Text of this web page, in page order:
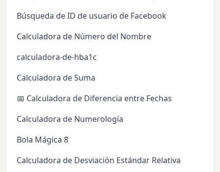
Búsqueda de ID de usuario de Facebook
Calculadora de Número del Nombre
calculadora-de-hba1c
Calculadora de Suma
📅 Calculadora de Diferencia entre Fechas
Calculadora de Numerología
Bola Mágica 8
Calculadora de Desviación Estándar Relativa